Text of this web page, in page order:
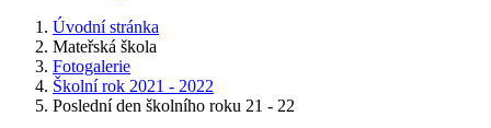
Úvodní stránka
Mateřská škola
Fotogalerie
Školní rok 2021 - 2022
Poslední den školního roku 21 - 22